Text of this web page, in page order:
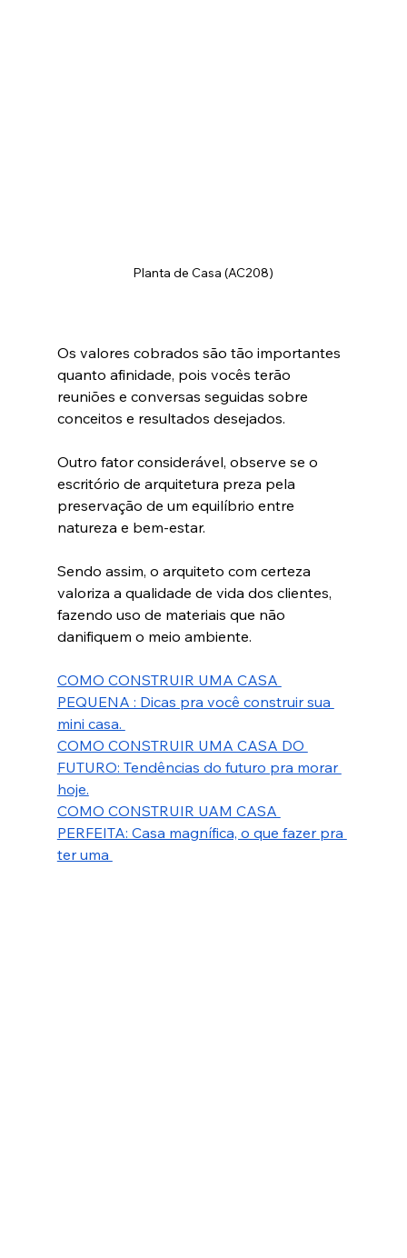
Planta de Casa (AC208)
Os valores cobrados são tão importantes
quanto afinidade, pois vocês terão
reuniões e conversas seguidas sobre
conceitos e resultados desejados.
Outro fator considerável, observe se o
escritório de arquitetura preza pela
preservação de um equilíbrio entre
natureza e bem-estar.
Sendo assim, o arquiteto com certeza
valoriza a qualidade de vida dos clientes,
fazendo uso de materiais que não
danifiquem o meio ambiente.
COMO CONSTRUIR UMA CASA
PEQUENA : Dicas pra você construir sua
mini casa.
COMO CONSTRUIR UMA CASA DO
FUTURO: Tendências do futuro pra morar
hoje.
COMO CONSTRUIR UAM CASA
PERFEITA: Casa magnífica, o que fazer pra
ter uma